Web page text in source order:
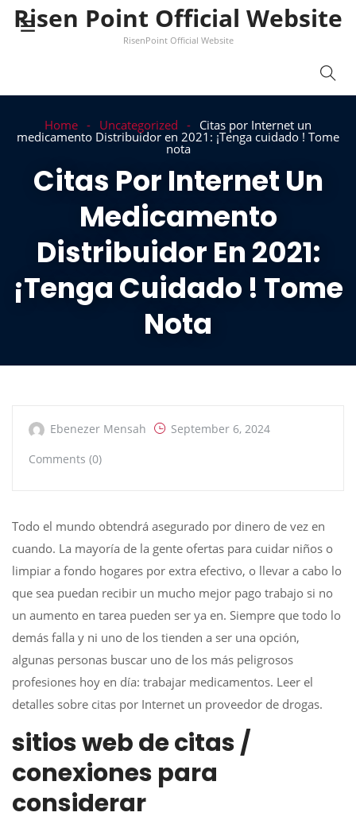
Risen Point Official Website
RisenPoint Official Website
Home Uncategorized Citas por Internet un
medicamento Distribuidor en 2021: ¡Tenga cuidado ! Tome
nota
Citas Por Internet Un
Medicamento
Distribuidor En 2021:
¡Tenga Cuidado ! Tome
Nota
Ebenezer Mensah
September 6, 2024
Comments (0)
Todo el mundo obtendrá asegurado por dinero de vez en
cuando. La mayoría de la gente ofertas para cuidar niños o
limpiar a fondo hogares por extra efectivo, o llevar a cabo lo
que sea puedan recibir un mucho mejor pago trabajo si no
un aumento en tarea pueden ser ya en. Siempre que todo lo
demás falla y ni uno de los tienden a ser una opción,
algunas personas buscar uno de los más peligrosos
profesiones hoy en día: trabajar medicamentos. Leer el
detalles sobre citas por Internet un proveedor de drogas.
sitios web de citas /
conexiones para
considerar